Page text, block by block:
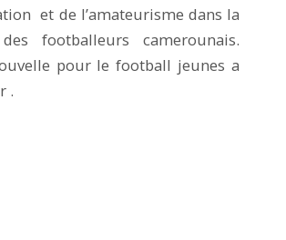
et de l’amateurisme dans la
footballeurs camerounais.
pour le football jeunes a
.